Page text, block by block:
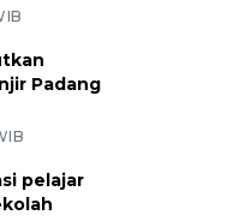
Padang
pelajar